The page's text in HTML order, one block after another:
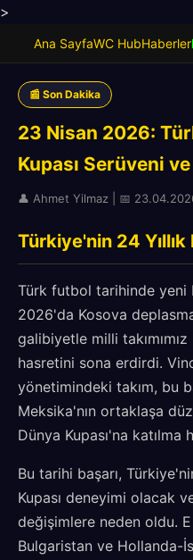
>
Ana SayfaWC HubHaberler
📰 Son Dakika
23 Nisan 2026:
Kupası Serüveni
👤 Ahmet Yilmaz | 📅
Türkiye'nin 24
Türk futbol tarihinde yeni
2026'da Kosova
galibiyetle milli takımımız
hasretini sona erdirdi.
yönetimindeki takım, bu
Meksika'nın ortaklaşa
Dünya Kupası'na katılma
Bu tarihi başarı,
Kupası deneyimi olacak
değişimlere neden oldu.
Bulgaristan ve Hollanda-